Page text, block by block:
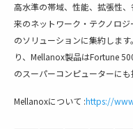
高水準の帯域、性能、拡張性
来のネットワーク・テクノロ
のソリューションに集約しま
り、Mellanox製品はFortune
のスーパーコンピューターにも
Mellanoxについて :https://